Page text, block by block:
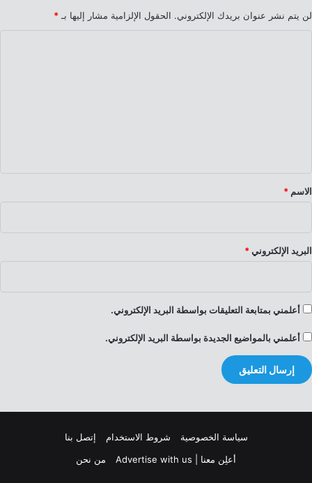
لن يتم نشر عنوان بريدك الإلكتروني. الحقول الإلزامية مشار إليها بـ *
*
الاسم *
البريد الإلكتروني *
أعلمني بمتابعة التعليقات بواسطة البريد الإلكتروني.
أعلمني بالمواضيع الجديدة بواسطة البريد الإلكتروني.
سياسة الخصوصية شروط الاستخدام
إتصل بنا
أعلِن معنا | Advertise with us
من نحن